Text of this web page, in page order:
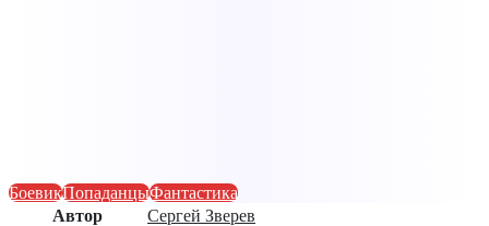
БоевикПопаданцыФантастика
Автор
Сергей Зверев